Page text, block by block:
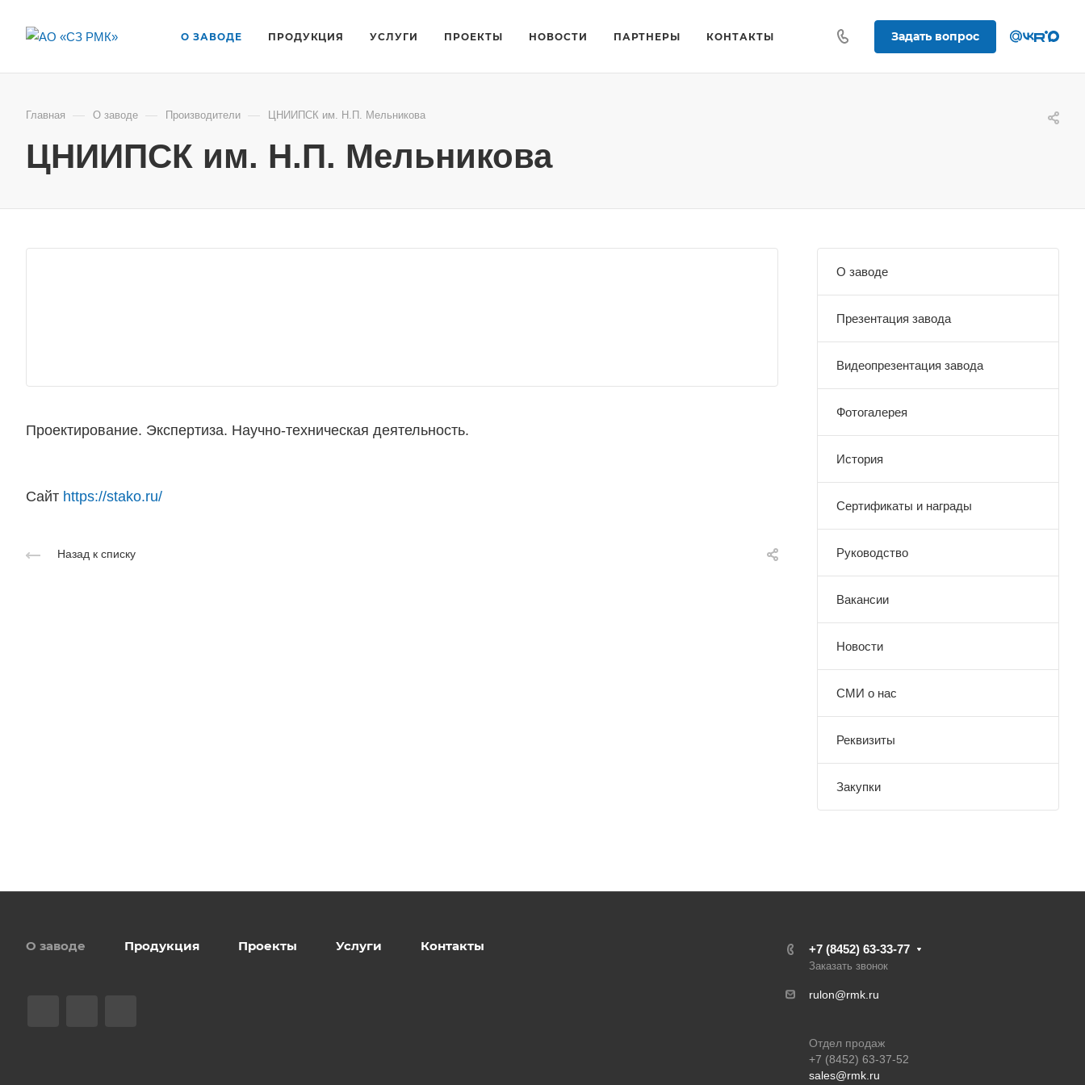
О ЗАВОДЕ ПРОДУКЦИЯ УСЛУГИ ПРОЕКТЫ НОВОСТИ ПАРТНЕРЫ КОНТАКТЫ Задать вопрос
Главная — О заводе — Производители — ЦНИИПСК им. Н.П. Мельникова
ЦНИИПСК им. Н.П. Мельникова
Проектирование. Экспертиза. Научно-техническая деятельность.
Сайт https://stako.ru/
Назад к списку
О заводе
Презентация завода
Видеопрезентация завода
Фотогалерея
История
Сертификаты и награды
Руководство
Вакансии
Новости
СМИ о нас
Реквизиты
Закупки
О заводе Продукция Проекты Услуги Контакты +7 (8452) 63-33-77
Заказать звонок
rulon@rmk.ru
Отдел продаж
+7 (8452) 63-37-52
sales@rmk.ru